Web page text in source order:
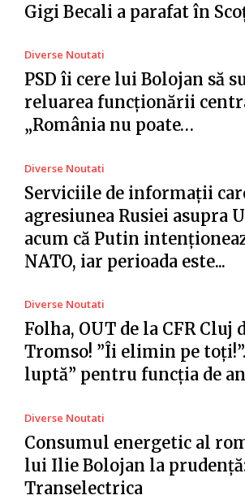
Gigi Becali a parafat în
Diverse Noutati
PSD îi cere lui Bolojan să
reluarea funcționării
„România nu poate…
Diverse Noutati
Serviciile de informații
agresiunea Rusiei asupra
acum că Putin
NATO, iar perioada este...
Diverse Noutati
Folha, OUT de la CFR Cluj
Tromso! ”Îi elimin pe
luptă” pentru funcția de
Diverse Noutati
Consumul energetic al
lui Ilie Bolojan la
Transelectrica